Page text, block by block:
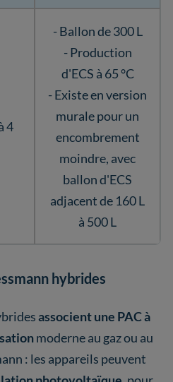
4
- Ballon de 300 L
- Production
d'ECS à 65 °C
- Existe en version
murale pour un
encombrement
moindre, avec
ballon d'ECS
adjacent de 160 L
à 500 L
hybrides
associent une PAC à
moderne au gaz ou au
: les appareils peuvent